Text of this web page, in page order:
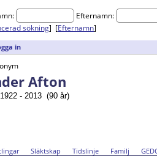
Efternamn:
sökning] [Efternamn]
in
Afton
1922 - 2013 (90 år)
Släktskap Tidslinje Familj